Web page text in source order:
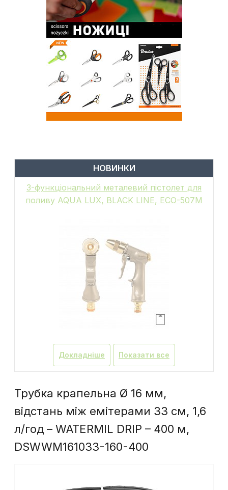
НОВИНКИ
6-функціональний пістолет для поливу,
металевий, WHITE LINE, GALAXY, WL-
Докладніше Показати все
Трубка крапельна Ø 16 мм,
відстань між емітерами 33 см, 1,6
л/год – WATERMIL DRIP – 400 м,